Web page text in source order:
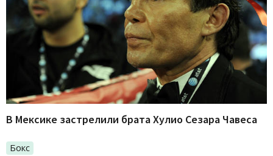
В Мексике застрелили брата Хулио Сезара Чавеса
Бокс